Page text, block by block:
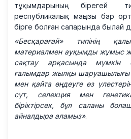
тұқымдарының бірегей
республикалық маңызы бар
бірге болған сапарында былай
«Бесқарағай» типінің
материалмен ауқымды жұмыс
сақтау арқасында мүмкін
ғалымдар жылқы шаруашылығы
мен қайта өңдеуге өз
сүт, селекция мен
біріктірсек, бұл саланы
айналдыра аламыз».